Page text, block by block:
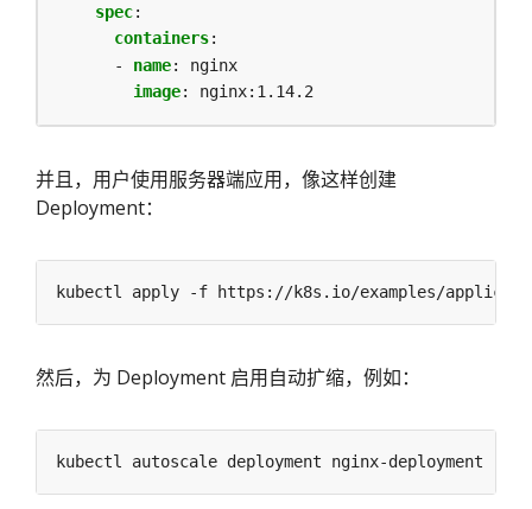
spec:
containers:
- name:
nginx
image: nginx:1.14.2
并且，用户使用服务器端应用，像这样创建
Deployment：
然后，为 Deployment 启用自动扩缩，例如：
kubectl autoscale deployment nginx-deployment --